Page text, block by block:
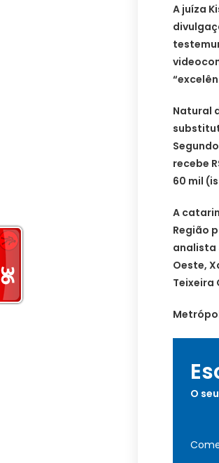
A juíza
Natural
recebe
60 mil
A
Região
analista
Oeste,
Teixeira
O